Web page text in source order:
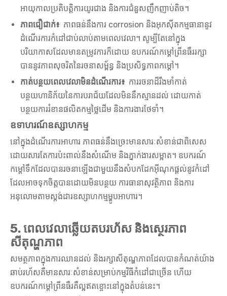
អាយុកាលប្រតិបត្តិការយូរជាង និងការជំនួសញឹកញាប់តិច។
ភាពជឿជាក់៖ ភាពធន់នឹងការ corrosion និងអុកស៊ីតកម្មធានានូវ
ដំណើរការកំដៅជាប់លាប់តាមពេលវេលា។ សូម្បីតែនៅក្នុង
បរិយាកាសដែលមានតម្រូវការក៏ដោយ ឧបករណ៍កម្តៅព្រីនធឺររក្សា
បាននូវភាពសុចរិតនៃរចនាសម្ព័ន្ធ និងប្រសិទ្ធភាពកម្ដៅ។
កាត់បន្ថយពេលវេលាមិនដំណើរការ៖ ការរចនាដ៏រឹងមាំកាត់
បន្ថយហានិភ័យនៃការបរាជ័យដែលមិននឹកស្មានដល់ ដោយកាត់
បន្ថយការរំខានផលិតកម្មថ្លៃដើម និងការងារថែទាំ។
ឧទាហរណ៍ឧស្សាហកម្ម
នៅក្នុងដំណើរការអាហារ ភាពធន់នឹងច្រេះមានសារៈសំខាន់ជាពិសេស
ដោយសារតែការប៉ះពាល់នឹងសំណើម និងភ្នាក់ងារសម្អាត។ ឧបករណ៍
កម្តៅទឹកដែលបានរចនាឡើងជាមួយនឹងសំបកដែកអ៊ីណុកផ្តល់នូវកំដៅ
ដែលអាចទុកចិត្តបានដោយមិនបន្ថយ ការធានាសុវត្ថិភាព និងការ
អនុលោមតាមស្តង់ដារឧស្សាហកម្មម្ហូបអាហារ។
5. ពេលវេលាឆ្លើយតបរហ័ស និងស្ថេរភាព
សីតុណ្ហភាព
សមត្ថភាពក្នុងការឈានដល់ និងរក្សាសីតុណ្ហភាពដែលបានកំណត់យ៉ាង
ឆាប់រហ័សគឺមានសារៈសំខាន់សម្រាប់កម្មវិធីកំដៅជាច្រើន ហើយ
ឧបករណ៍កម្តៅព្រីនធឺរគឺល្អឥតខ្ចោះនៅក្នុងតំបន់នេះ។